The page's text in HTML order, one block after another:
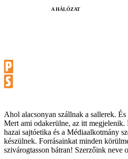
A HÁLÓZAT
Ahol alacsonyan szállnak a sallerek.
Mert ami odakerülne, az itt megjelenik.
hazai sajtóetika és a Médiaalkotmány
készülnek. Forrásainkat minden
szivárogtasson bátran! Szerzőink